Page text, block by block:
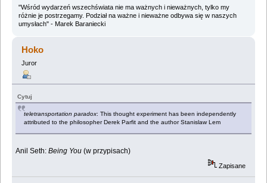
"Wśród wydarzeń wszechświata nie ma ważnych i nieważnych, tylko my
różnie je postrzegamy. Podział na ważne i nieważne odbywa się w naszych
umysłach" - Marek Baraniecki
Hoko
Juror
Cytuj
teletransportation paradox: This thought experiment has been independently
attributed to the philosopher Derek Parfit and the author Stanislaw Lem
Anil Seth:Being You (w przypisach)
Zapisane